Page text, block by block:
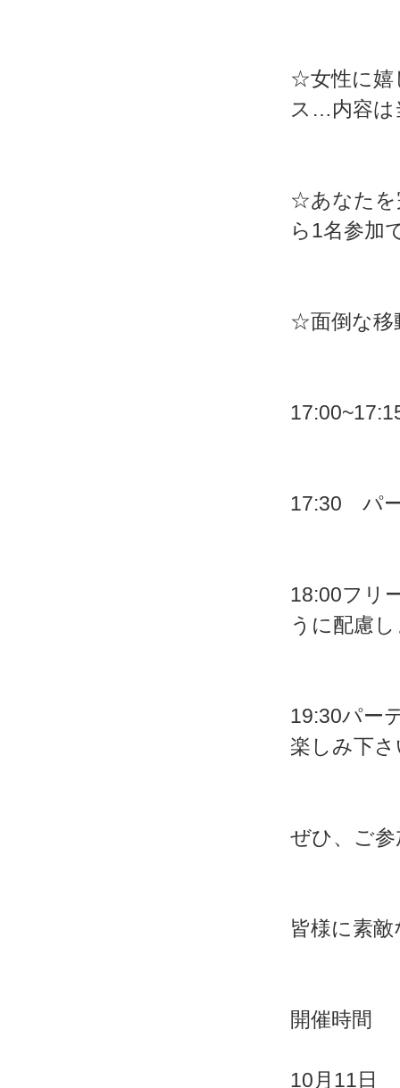
☆女性に嬉
ス…内容は
☆あなたを
ら1名参加
☆面倒な移
17:30 パ
18:00フリ
うに配慮
19:30パー
楽しみ下
ぜひ、ご
皆様に素
開催時間
10月11日